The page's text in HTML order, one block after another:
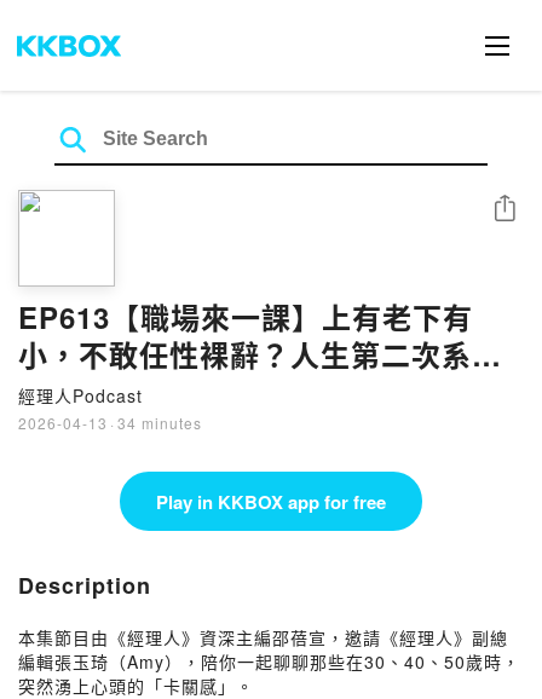
EP613【職場來一課】上有老下有
小，不敢任性裸辭？人生第二次系統
升級，給中年人的職涯破局指南
經理人Podcast
2026-04-13 · 34 minutes
Share
Play in KKBOX app for free
Description
本集節目由《經理人》資深主編邵蓓宣，邀請《經理人》副總
編輯張玉琦（Amy），陪你一起聊聊那些在30、40、50歲時，
突然湧上心頭的「卡關感」。